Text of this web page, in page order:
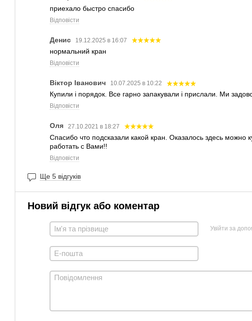
приехало быстро спасибо
Відповісти
Денис 19.12.2025 в 16:07
нормальний кран
Відповісти
Віктор Іванович 10.07.2025 в 10:22
Купили і порядок. Все гарно запакували і прислали. Ми
Відповісти
Оля 27.10.2021 в 18:27
Спасибо что подсказали какой кран. Оказалось здесь
работать с Вами!!
Відповісти
Ще 5 відгуків
Новий відгук або коментар
Увійти за